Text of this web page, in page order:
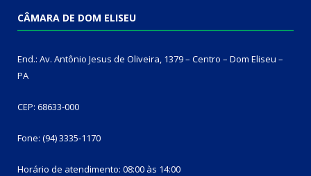
CÂMARA DE DOM ELISEU
End.: Av. Antônio Jesus de Oliveira, 1379 – Centro – Dom Eliseu –
PA
CEP: 68633-000
Fone: (94) 3335-1170
Horário de atendimento: 08:00 às 14:00